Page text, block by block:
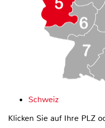
Schweiz
Klicken Sie auf Ihre PLZ